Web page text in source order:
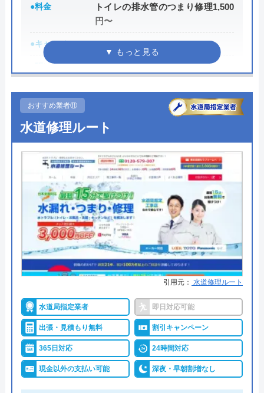
公式サイトを見る
受付時間 24時間
株式会社クリーンライフの基本情報
運営会社 株式会社クリーンライフ
代表者 元村祐次
所在地
〒564-0052
大阪府吹田市広芝町6-10
対応エリア 全国
株式会社クリーンライフのクチコ
ミ on
4.8（410件のクチコミ）
うまい棒エビマヨ
●料金
トイレの排水管のつまり修理1,500
円〜
●キャンペーン ―
●駆けつけ時間 最短30分
●受付時間 24時間
●定休日
●出張見積もり 出張見積もり無料
●支払い方法 ―
●累計実績 ―
●保証・保険 ―
詳細は公式HPでご確認ください
水の救急士がおすすめの理由
水の救急士は福岡県を主軸に全国で水回りトラブル
の解決にあたっている業者です。
問い合わせから駆けつけまで最短30分というスピー
ドの速さが強みの一つであり、今すぐにトラブルを
解決したいという人におすすめです。
作業はお見積もり金額の了承を得てから着工とな
おすすめ業者⑪
水道修理ルート
引用元： 水道修理ルート
水道局指定業者 即日対応可能
出張・見積もり無料 割引キャンペーン
365日対応 24時間対応
現金以外の支払い可能 深夜・早朝割増なし